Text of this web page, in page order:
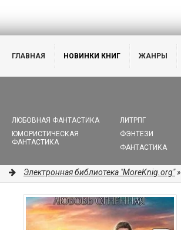
ГЛАВНАЯ НОВИНКИ КНИГ ЖАНРЫ
ЛЮБОВНАЯ ФАНТАСТИКА
ЮМОРИСТИЧЕСКАЯ
ФАНТАСТИКА
ЛИТРПГ
ФЭНТЕЗИ
ФАНТАСТИКА
Электронная библиотека "MoreKnig.org"»